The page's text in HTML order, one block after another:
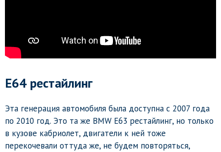
E64 рестайлинг
Эта генерация автомобиля была доступна с 2007 года
по 2010 год. Это та же BMW E63 рестайлинг, но только
в кузове кабриолет, двигатели к ней тоже
перекочевали оттуда же, не будем повторяться,